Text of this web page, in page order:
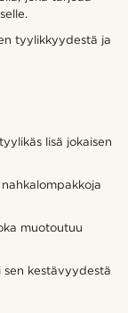
tyylikkyydestä ja
lisä jokaisen
muotoutuu
sen kestävyydestä